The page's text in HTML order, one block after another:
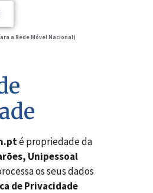
a Rede Móvel Nacional)
é propriedade da
Unipessoal
os seus dados
de Privacidade